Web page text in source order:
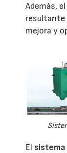
Además,
resultante
mejora y
El sistema